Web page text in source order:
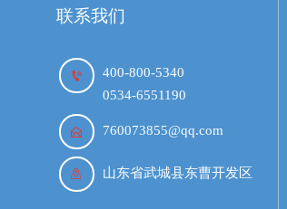
联系我们

400-800-5340
0534-6551190
 760073855@qq.com
 山东省武城县东曹开发区